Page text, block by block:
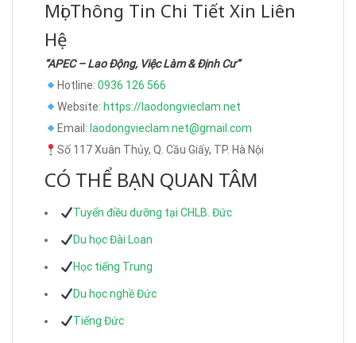
Mọi Thông Tin Chi Tiết Xin Liên
Hệ
“APEC – Lao Động, Việc Làm & Định Cư”
Hotline: 0936 126 566
Website: https://laodongvieclam.net
Email: laodongvieclam.net@gmail.com
Số 117 Xuân Thủy, Q. Cầu Giấy, TP. Hà Nội
CÓ THỂ BẠN QUAN TÂM
Tuyển điều dưỡng tại CHLB. Đức
Du học Đài Loan
Học tiếng Trung
Du học nghề Đức
Tiếng Đức